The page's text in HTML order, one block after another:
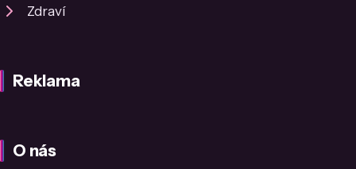
Zdraví
Reklama
O nás